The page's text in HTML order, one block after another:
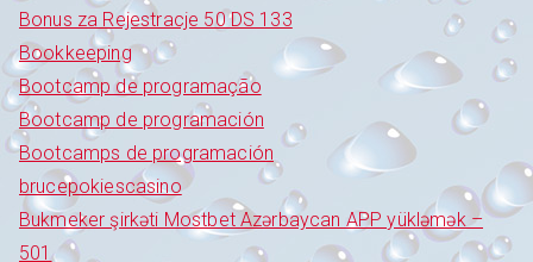
Bonus za Rejestracje 50 DS 133
Bookkeeping
Bootcamp de programação
Bootcamp de programación
Bootcamps de programación
brucepokiescasino
Bukmeker şirkəti Mostbet Azərbaycan APP yükləmək –
501